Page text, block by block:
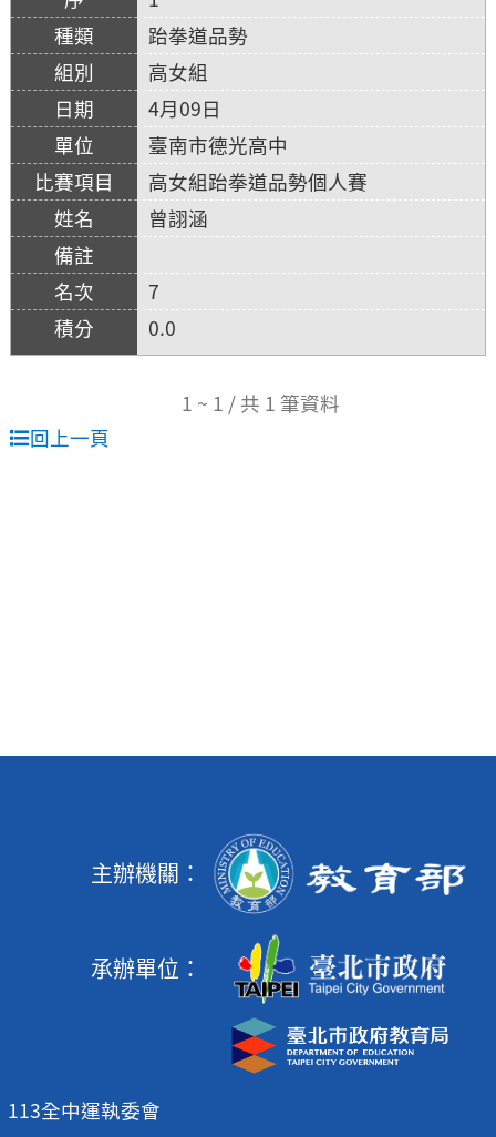
跆拳道品勢
高女組
4月09日
臺南市德光高中
高女組跆拳道品勢個人賽
曾詡涵
7
0.0
1 ~ 1 / 共 1 筆資料
回上一頁
主辦機關：
承辦單位：
113全中運執委會